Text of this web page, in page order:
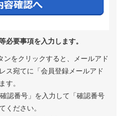
必要事項を入力します。
ンをクリックすると、メールアド
ス宛てに「会員登録メールアド
す。
認番号」を入力して「確認番号
ください。